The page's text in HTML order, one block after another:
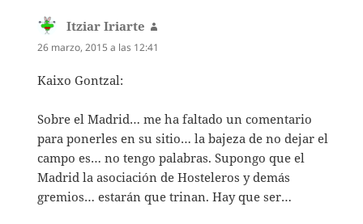
Itziar Iriarte
26 marzo, 2015 a las 12:41
Kaixo Gontzal:
Sobre el Madrid… me ha faltado un comentario
para ponerles en su sitio… la bajeza de no dejar el
campo es… no tengo palabras. Supongo que el
Madrid la asociación de Hosteleros y demás
gremios… estarán que trinan. Hay que ser…